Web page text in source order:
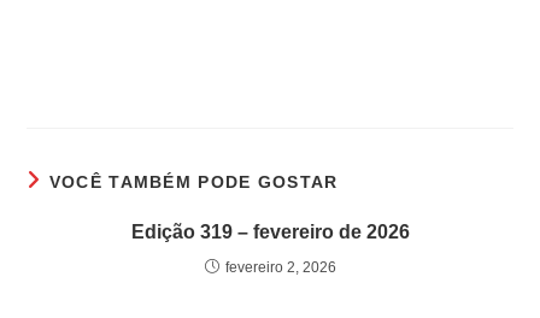
VOCÊ TAMBÉM PODE GOSTAR
Edição 319 – fevereiro de 2026
fevereiro 2, 2026